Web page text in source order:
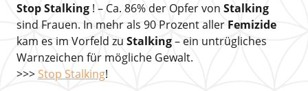
Stop Stalking! – Ca. 86% der Opfer von Stalking
sind Frauen. In mehr als 90 Prozent aller Femizide
kam es im Vorfeld zu Stalking– ein untrügliches
Warnzeichen für mögliche Gewalt.
>>> Stop Stalking!